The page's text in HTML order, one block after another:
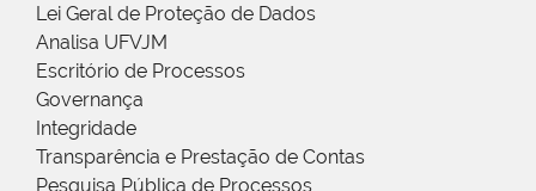
Lei Geral de Proteção de Dados
Analisa UFVJM
Escritório de Processos
Governança
Integridade
Transparência e Prestação de Contas
Pesquisa Pública de Processos